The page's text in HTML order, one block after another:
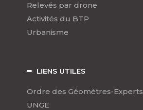
Relevés par drone
Activités du BTP
Urbanisme
LIENS UTILES
Ordre des Géomètres-Experts
UNGE